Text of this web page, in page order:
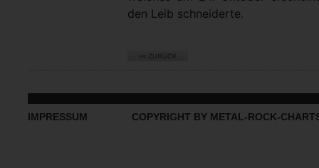
den Leib schneiderte.
IMPRESSUM COPYRIGHT BY METAL-ROCK-